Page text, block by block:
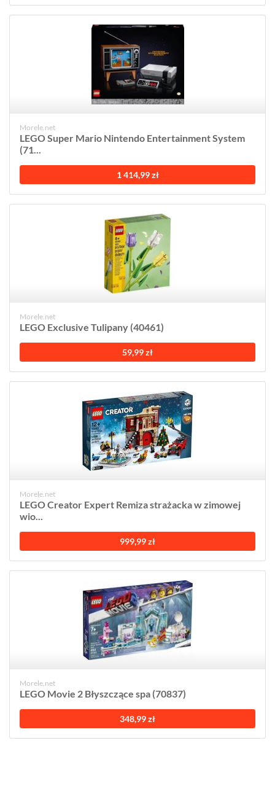
Morele.net
LEGO Super Mario Nintendo Entertainment System
(71...
1 414,99 zł
Morele.net
LEGO Exclusive Tulipany (40461)
59,99 zł
Morele.net
LEGO Creator Expert Remiza strażacka w zimowej
wio...
999,99 zł
Morele.net
LEGO Movie 2 Błyszczące spa (70837)
348,99 zł